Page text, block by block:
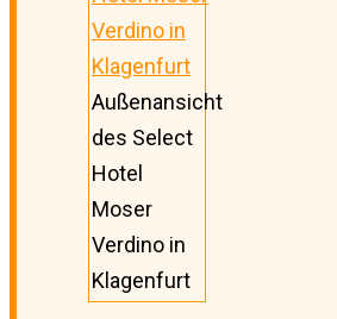
Außenansicht
des Select
Hotel
Moser
Verdino in
Klagenfurt